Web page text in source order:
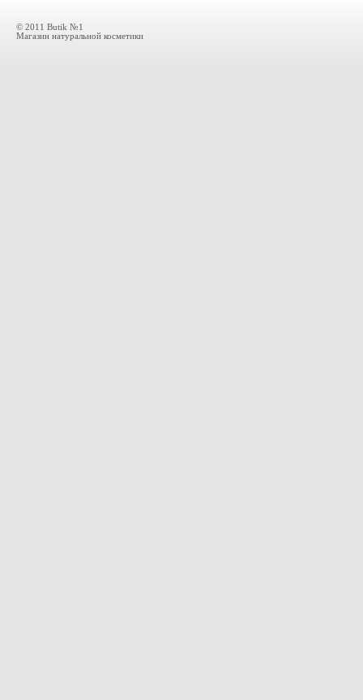
© 2011 Butik №1
Магазин натуральной косметики